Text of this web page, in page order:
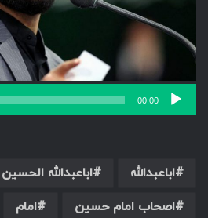
00:00
اباعبدالله
اباعبدالله الحسین
اصحاب امام حسین
امام